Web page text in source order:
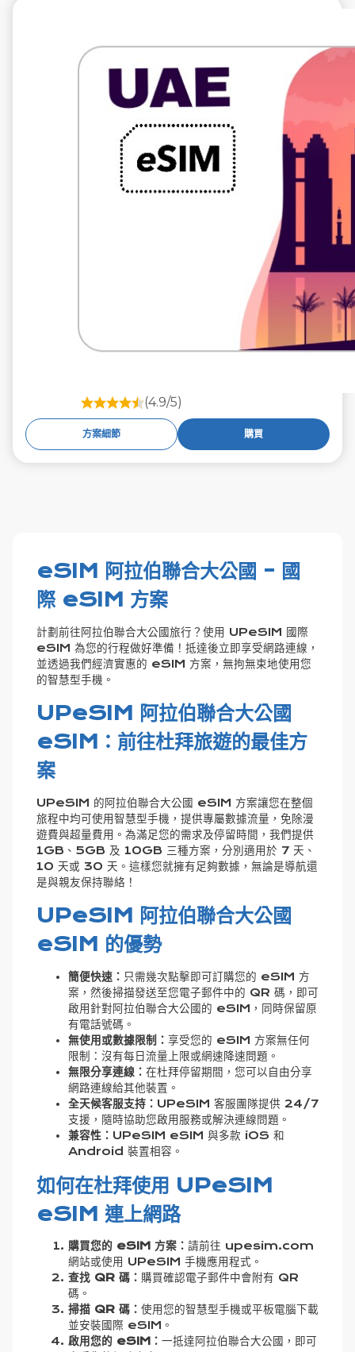
10 GB 30 天
電信提供商
(4.9/5)
方案細節 購買
eSIM 阿拉伯聯合大公國 - 國
際 eSIM 方案
計劃前往阿拉伯聯合大公國旅行？使用 UPeSIM 國際
eSIM 為您的行程做好準備！抵達後立即享受網路連線，
並透過我們經濟實惠的 eSIM 方案，無拘無束地使用您
的智慧型手機。
UPeSIM 阿拉伯聯合大公國
eSIM：前往杜拜旅遊的最佳方
案
UPeSIM 的阿拉伯聯合大公國 eSIM 方案讓您在整個
旅程中均可使用智慧型手機，提供專屬數據流量，免除漫
遊費與超量費用。為滿足您的需求及停留時間，我們提供
1GB、5GB 及 10GB 三種方案，分別適用於 7 天、
10 天或 30 天。這樣您就擁有足夠數據，無論是導航還
是與親友保持聯絡！
UPeSIM 阿拉伯聯合大公國
eSIM 的優勢
簡便快速： 只需幾次點擊即可訂購您的 eSIM 方
案，然後掃描發送至您電子郵件中的 QR 碼，即可
啟用針對阿拉伯聯合大公國的 eSIM，同時保留原
有電話號碼。
無使用或數據限制： 享受您的 eSIM 方案無任何
限制：沒有每日流量上限或網速降速問題。
無限分享連線： 在杜拜停留期間，您可以自由分享
網路連線給其他裝置。
全天候客服支持： UPeSIM 客服團隊提供 24/7
支援，隨時協助您啟用服務或解決連線問題。
兼容性： UPeSIM eSIM 與多款 iOS 和
Android 裝置相容。
如何在杜拜使用 UPeSIM
eSIM 連上網路
購買您的 eSIM 方案： 請前往 upesim.com
網站或使用 UPeSIM 手機應用程式。
查找 QR 碼： 購買確認電子郵件中會附有 QR
碼。
掃描 QR 碼： 使用您的智慧型手機或平板電腦下載
並安裝國際 eSIM。
啟用您的 eSIM： 一抵達阿拉伯聯合大公國，即可